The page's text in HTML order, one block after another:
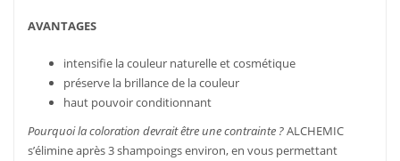
AVANTAGES
intensifie la couleur naturelle et cosmétique
préserve la brillance de la couleur
haut pouvoir conditionnant
Pourquoi la coloration devrait être une contrainte ?ALCHEMIC
s’élimine après 3 shampoings environ, en vous permettant